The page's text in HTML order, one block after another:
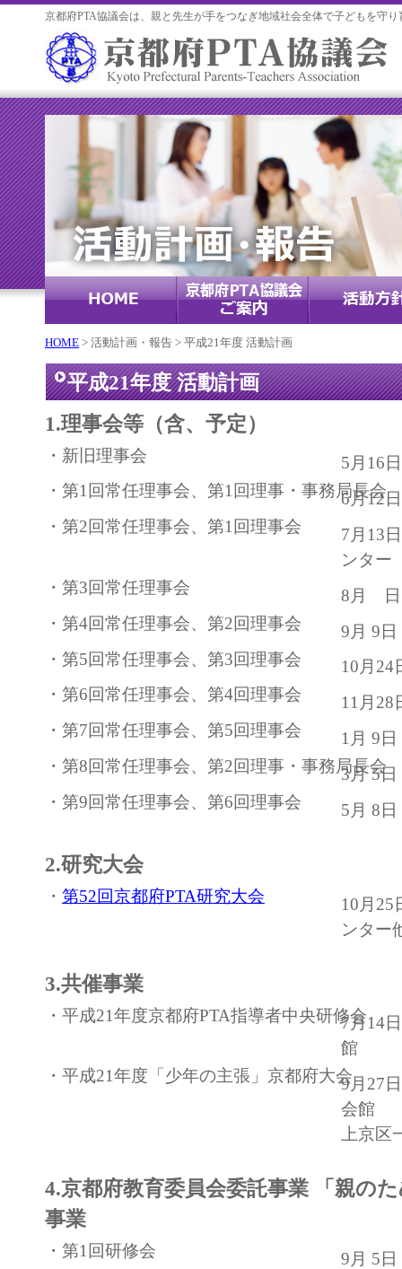
京都府PTA協議会は、親と先生が手をつなぎ地域社会全体で子どもを守
HOME > 活動計画・報告 > 平成21年度 活動計画
平成21年度 活動計画
1.理事会等（含、予定）
・新旧理事会
5月16
・第1回常任理事会、第1回理事・事務局長会
6月12
・第2回常任理事会、第1回理事会
7月13
ンター
・第3回常任理事会
8月
・第4回常任理事会、第2回理事会
9月 9
・第5回常任理事会、第3回理事会
10月24
・第6回常任理事会、第4回理事会
11月28
・第7回常任理事会、第5回理事会
1月 9
・第8回常任理事会、第2回理事・事務局長会
3月 5
・第9回常任理事会、第6回理事会
5月 8
2.研究大会
・ 第52回京都府PTA研究大会
10月25
ンター
3.共催事業
・平成21年度京都府PTA指導者中央研修会
7月14
館
・平成21年度「少年の主張」京都府大会9月27
会館
上京
4.京都府教育委員会委託事業 「親の
事業
・第1回研修会
9月 5